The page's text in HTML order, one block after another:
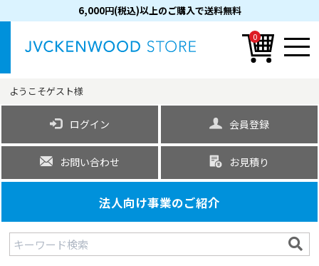
6,000円(税込)以上のご購入で送料無料
0
ようこそゲスト様
ログイン 会員登録
お問い合わせ お見積り
法人向け事業のご紹介